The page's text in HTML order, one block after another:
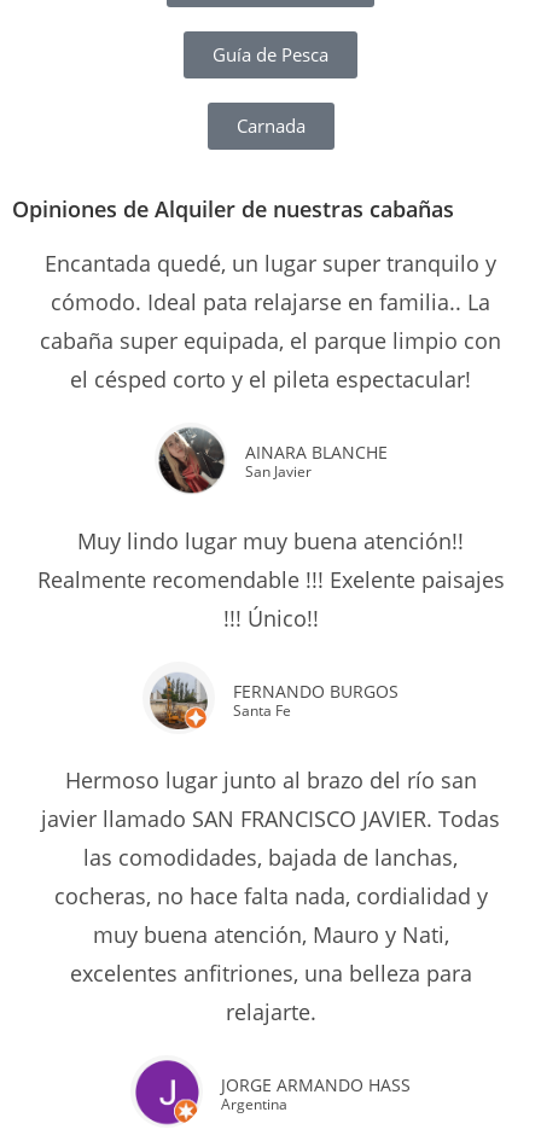
Guía de Pesca
Carnada
Opiniones de Alquiler de nuestras cabañas
Encantada quedé, un lugar super tranquilo y
cómodo. Ideal pata relajarse en familia.. La
cabaña super equipada, el parque limpio con
el césped corto y el pileta espectacular!
AINARA BLANCHE
San Javier
Muy lindo lugar muy buena atención!!
Realmente recomendable !!! Exelente paisajes
!!! Único!!
FERNANDO BURGOS
Santa Fe
Hermoso lugar junto al brazo del río san
javier llamado SAN FRANCISCO JAVIER. Todas
las comodidades, bajada de lanchas,
cocheras, no hace falta nada, cordialidad y
muy buena atención, Mauro y Nati,
excelentes anfitriones, una belleza para
relajarte.
JORGE ARMANDO HASS
Argentina